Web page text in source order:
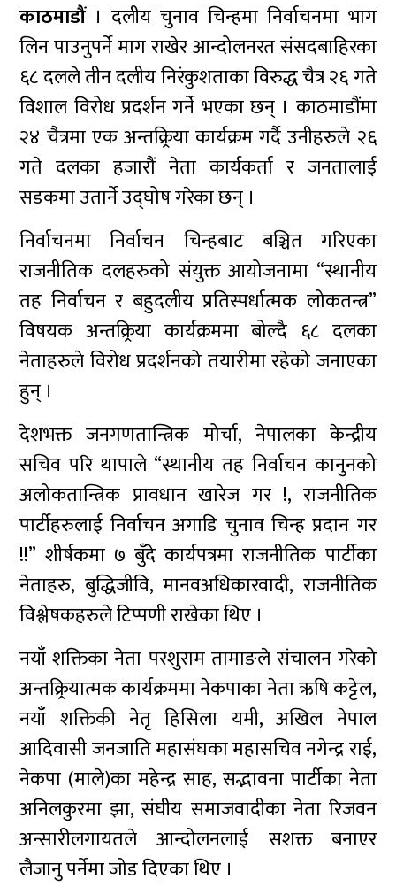
काठमाडौं। दलीय चुनाव चिन्हमा निर्वाचनमा भाग
लिन पाउनुपर्ने माग राखेर आन्दोलनरत संसदबाहिरका
६८ दलले तीन दलीय निरंकुशताका विरुद्ध चैत्र २६ गते
विशाल विरोध प्रदर्शन गर्ने भएका छन् । काठमाडौंमा
२४ चैत्रमा एक अन्तक्र्रिया कार्यक्रम गर्दै उनीहरुले २६
गते दलका हजारौं नेता कार्यकर्ता र जनतालाई
सडकमा उतार्ने उद्घोष गरेका छन् ।
निर्वाचनमा निर्वाचन चिन्हबाट बञ्चित गरिएका
राजनीतिक दलहरुको संयुक्त आयोजनामा “स्थानीय
तह निर्वाचन र बहुदलीय प्रतिस्पर्धात्मक लोकतन्त्र”
विषयक अन्तक्र्रिया कार्यक्रममा बोल्दै ६८ दलका
नेताहरुले विरोध प्रदर्शनको तयारीमा रहेको जनाएका
हुन् ।
देशभक्त जनगणतान्त्रिक मोर्चा, नेपालका केन्द्रीय
सचिव परि थापाले “स्थानीय तह निर्वाचन कानुनको
अलोकतान्त्रिक प्रावधान खारेज गर !, राजनीतिक
पार्टीहरुलाई निर्वाचन अगाडि चुनाव चिन्ह प्रदान गर
!!” शीर्षकमा ७ बुँदे कार्यपत्रमा राजनीतिक पार्टीका
नेताहरु, बुद्धिजीवि, मानवअधिकारवादी, राजनीतिक
विश्लेषकहरुले टिप्पणी राखेका थिए ।
नयाँ शक्तिका नेता परशुराम तामाङले संचालन गरेको
अन्तक्र्रियात्मक कार्यक्रममा नेकपाका नेता ऋषि कट्टेल,
नयाँ शक्तिकी नेतृ हिसिला यमी, अखिल नेपाल
आदिवासी जनजाति महासंघका महासचिव नगेन्द्र राई,
नेकपा (माले)का महेन्द्र साह, सद्भावना पार्टीका नेता
अनिलकुरमा झा, संघीय समाजवादीका नेता रिजवन
अन्सारीलगायतले आन्दोलनलाई सशक्त बनाएर
लैजानु पर्नेमा जोड दिएका थिए ।